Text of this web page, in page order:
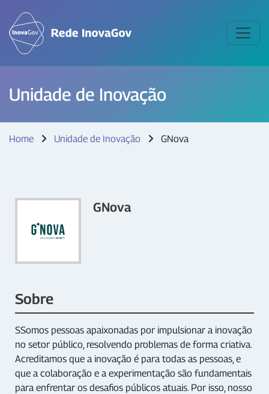
Unidade de Inovação
Home Unidade de Inovação GNova
GNova
Sobre
SSomos pessoas apaixonadas por impulsionar a inovação
no setor público, resolvendo problemas de forma criativa.
Acreditamos que a inovação é para todas as pessoas, e
que a colaboração e a experimentação são fundamentais
para enfrentar os desafios públicos atuais. Por isso, nosso